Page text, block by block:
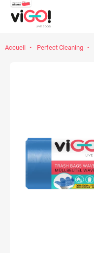
Accueil Perfect Cleaning